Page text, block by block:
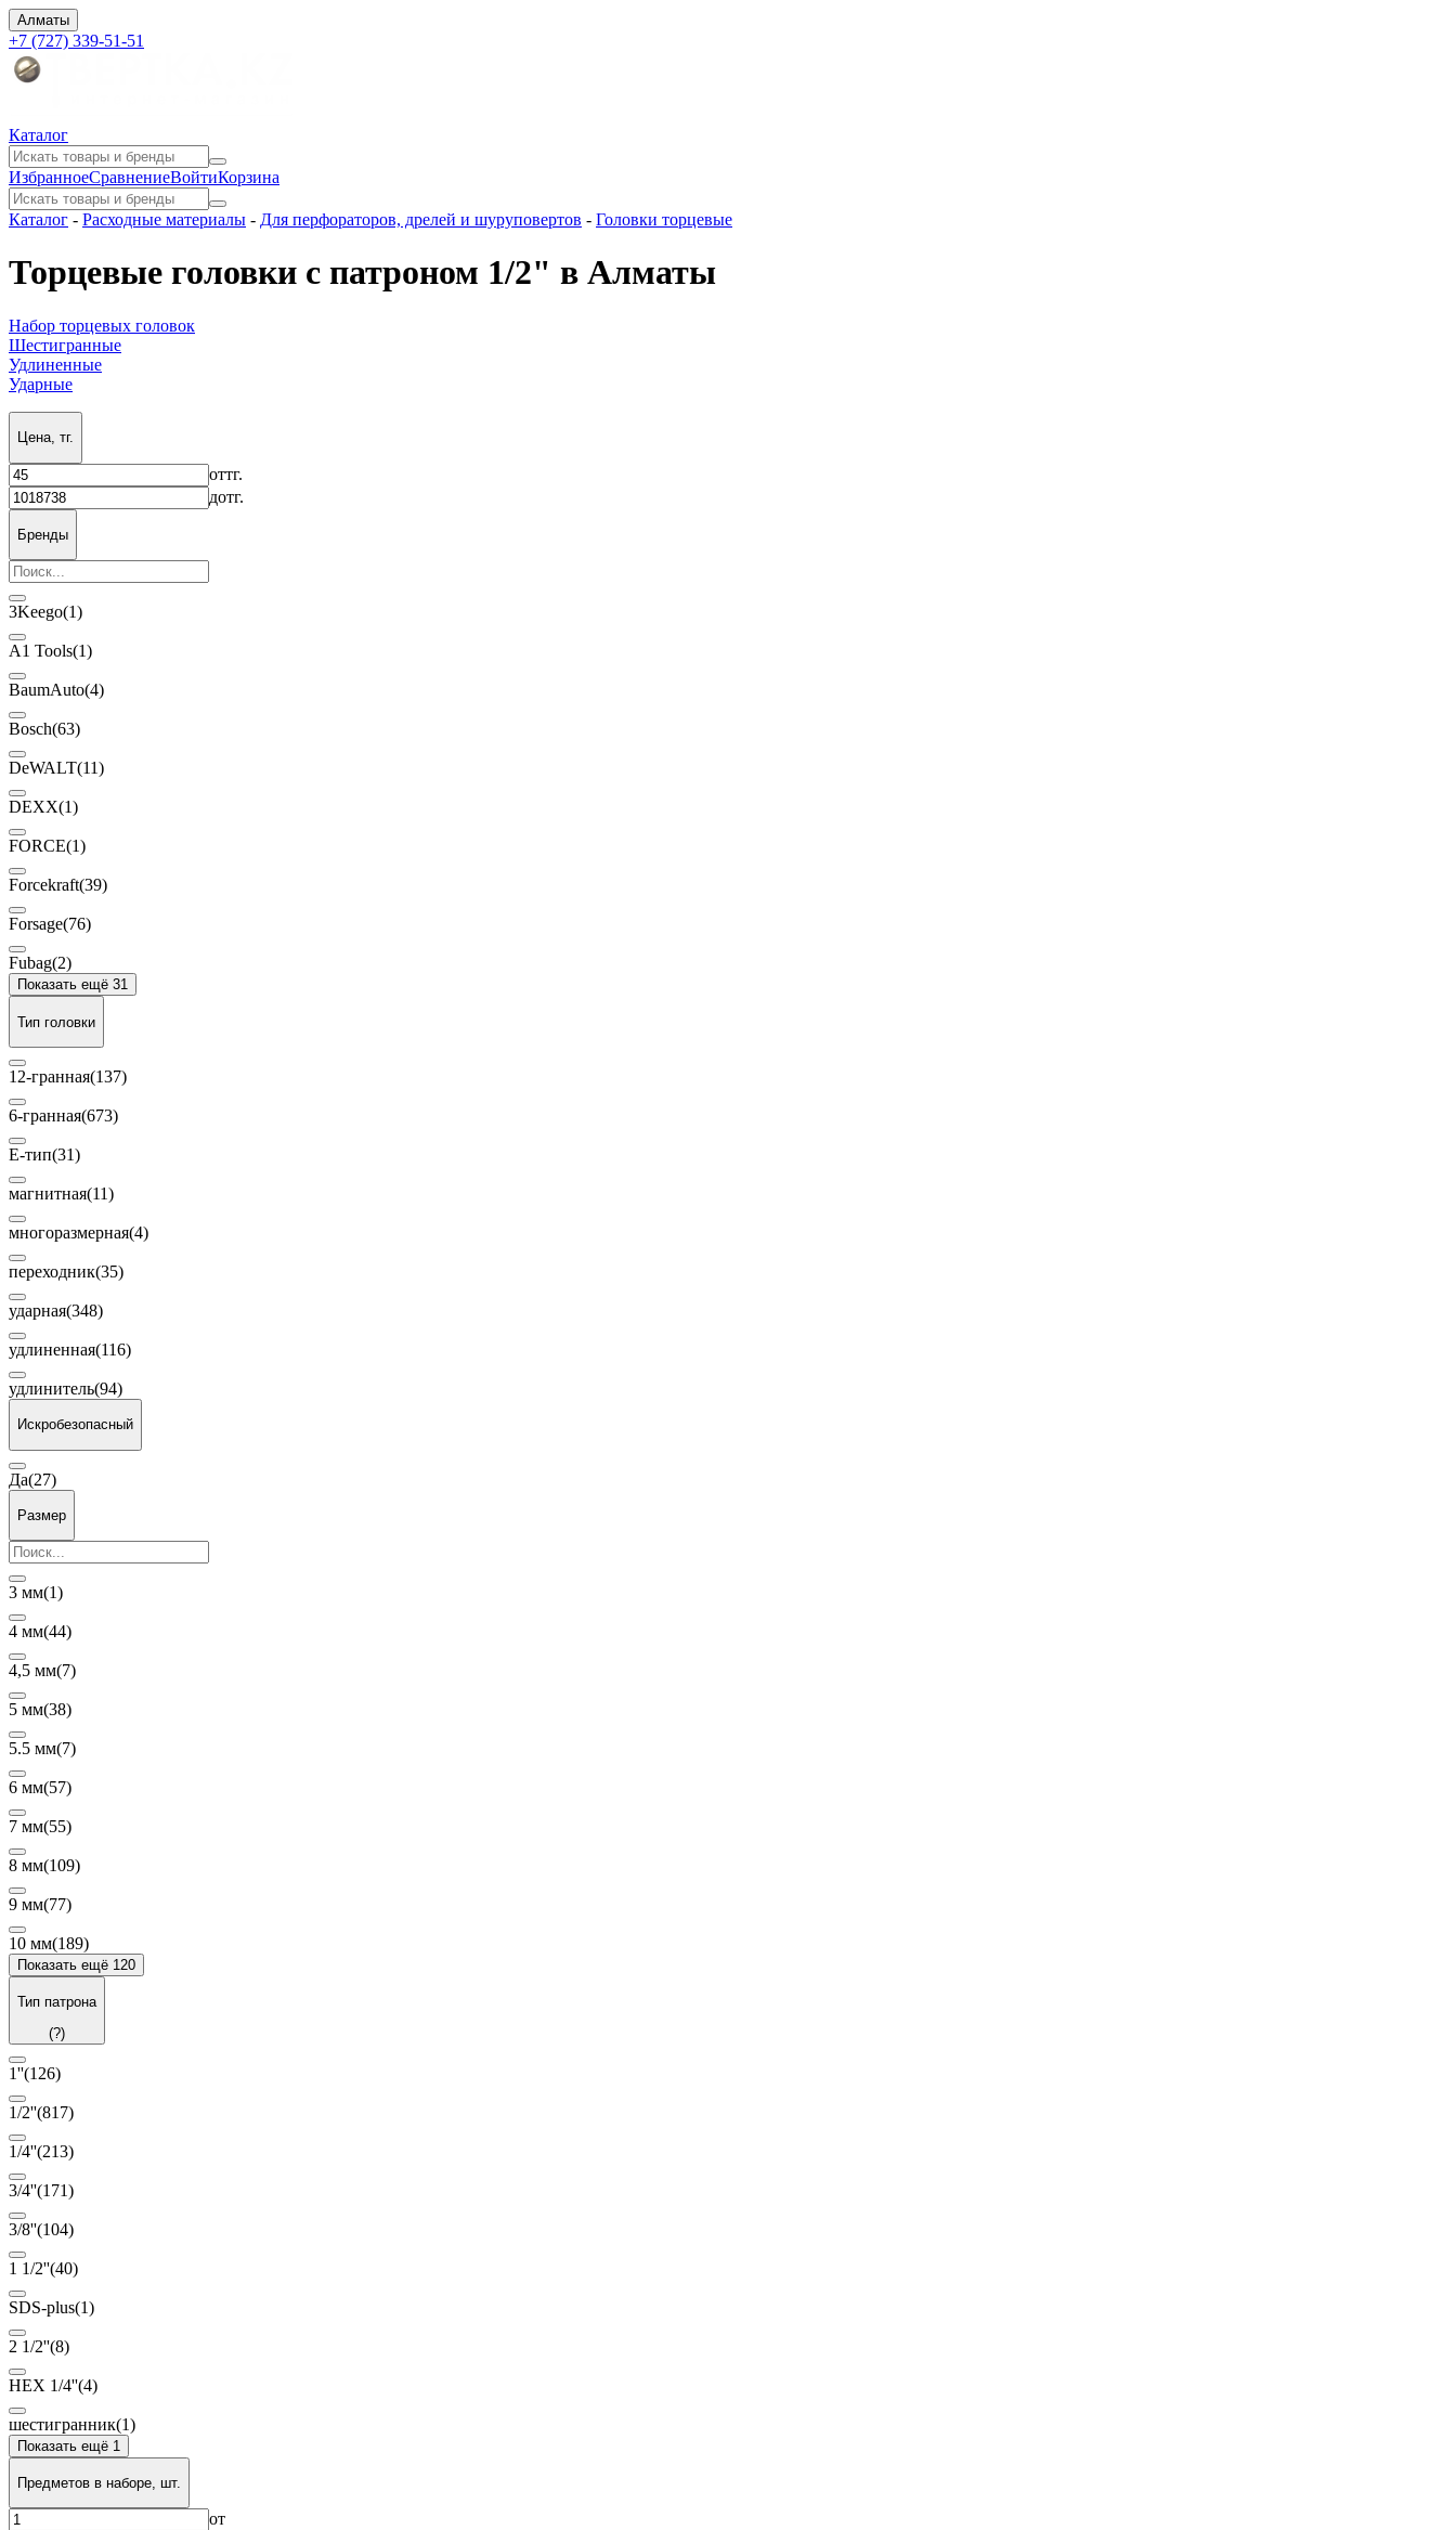
Алматы
+7 (727) 339-51-51
Каталог
ИзбранноеСравнениеВойтиКорзина
Каталог - Расходные материалы - Для перфораторов, дрелей и шуруповертов - Головки торцевые
Торцевые головки с патроном 1/2" в Алматы
Набор торцевых головок
Шестигранные
Удлиненные
Ударные
Цена, тг.
оттг.
дотг.
Бренды
3Keego(1)
A1 Tools(1)
BaumAuto(4)
Bosch(63)
DeWALT(11)
DEXX(1)
FORCE(1)
Forcekraft(39)
Forsage(76)
Fubag(2)
Показать ещё 31
Тип головки
12-гранная(137)
6-гранная(673)
E-тип(31)
магнитная(11)
многоразмерная(4)
переходник(35)
ударная(348)
удлиненная(116)
удлинитель(94)
Искробезопасный
Да(27)
Размер
3 мм(1)
4 мм(44)
4,5 мм(7)
5 мм(38)
5.5 мм(7)
6 мм(57)
7 мм(55)
8 мм(109)
9 мм(77)
10 мм(189)
Показать ещё 120
Тип патрона
(?)
1''(126)
1/2''(817)
1/4''(213)
3/4''(171)
3/8''(104)
1 1/2''(40)
SDS-plus(1)
2 1/2''(8)
HEX 1/4''(4)
шестигранник(1)
Показать ещё 1
Предметов в наборе, шт.
от